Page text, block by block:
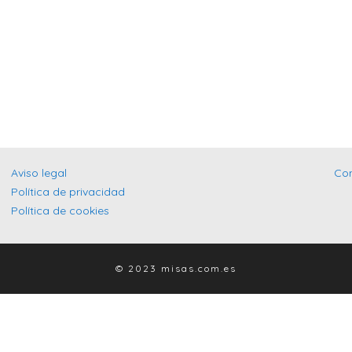
Aviso legal
Política de privacidad
Política de cookies
© 2023 misas.com.es